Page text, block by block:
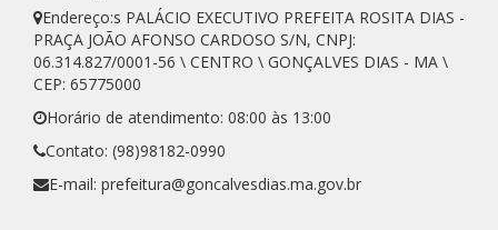
Endereço:s PALÁCIO EXECUTIVO PREFEITA ROSITA DIAS -
PRAÇA JOÃO AFONSO CARDOSO S/N, CNPJ:
06.314.827/0001-56 \ CENTRO \ GONÇALVES DIAS - MA \
CEP: 65775000
Horário de atendimento: 08:00 às 13:00
Contato: (98)98182-0990
E-mail: prefeitura@goncalvesdias.ma.gov.br